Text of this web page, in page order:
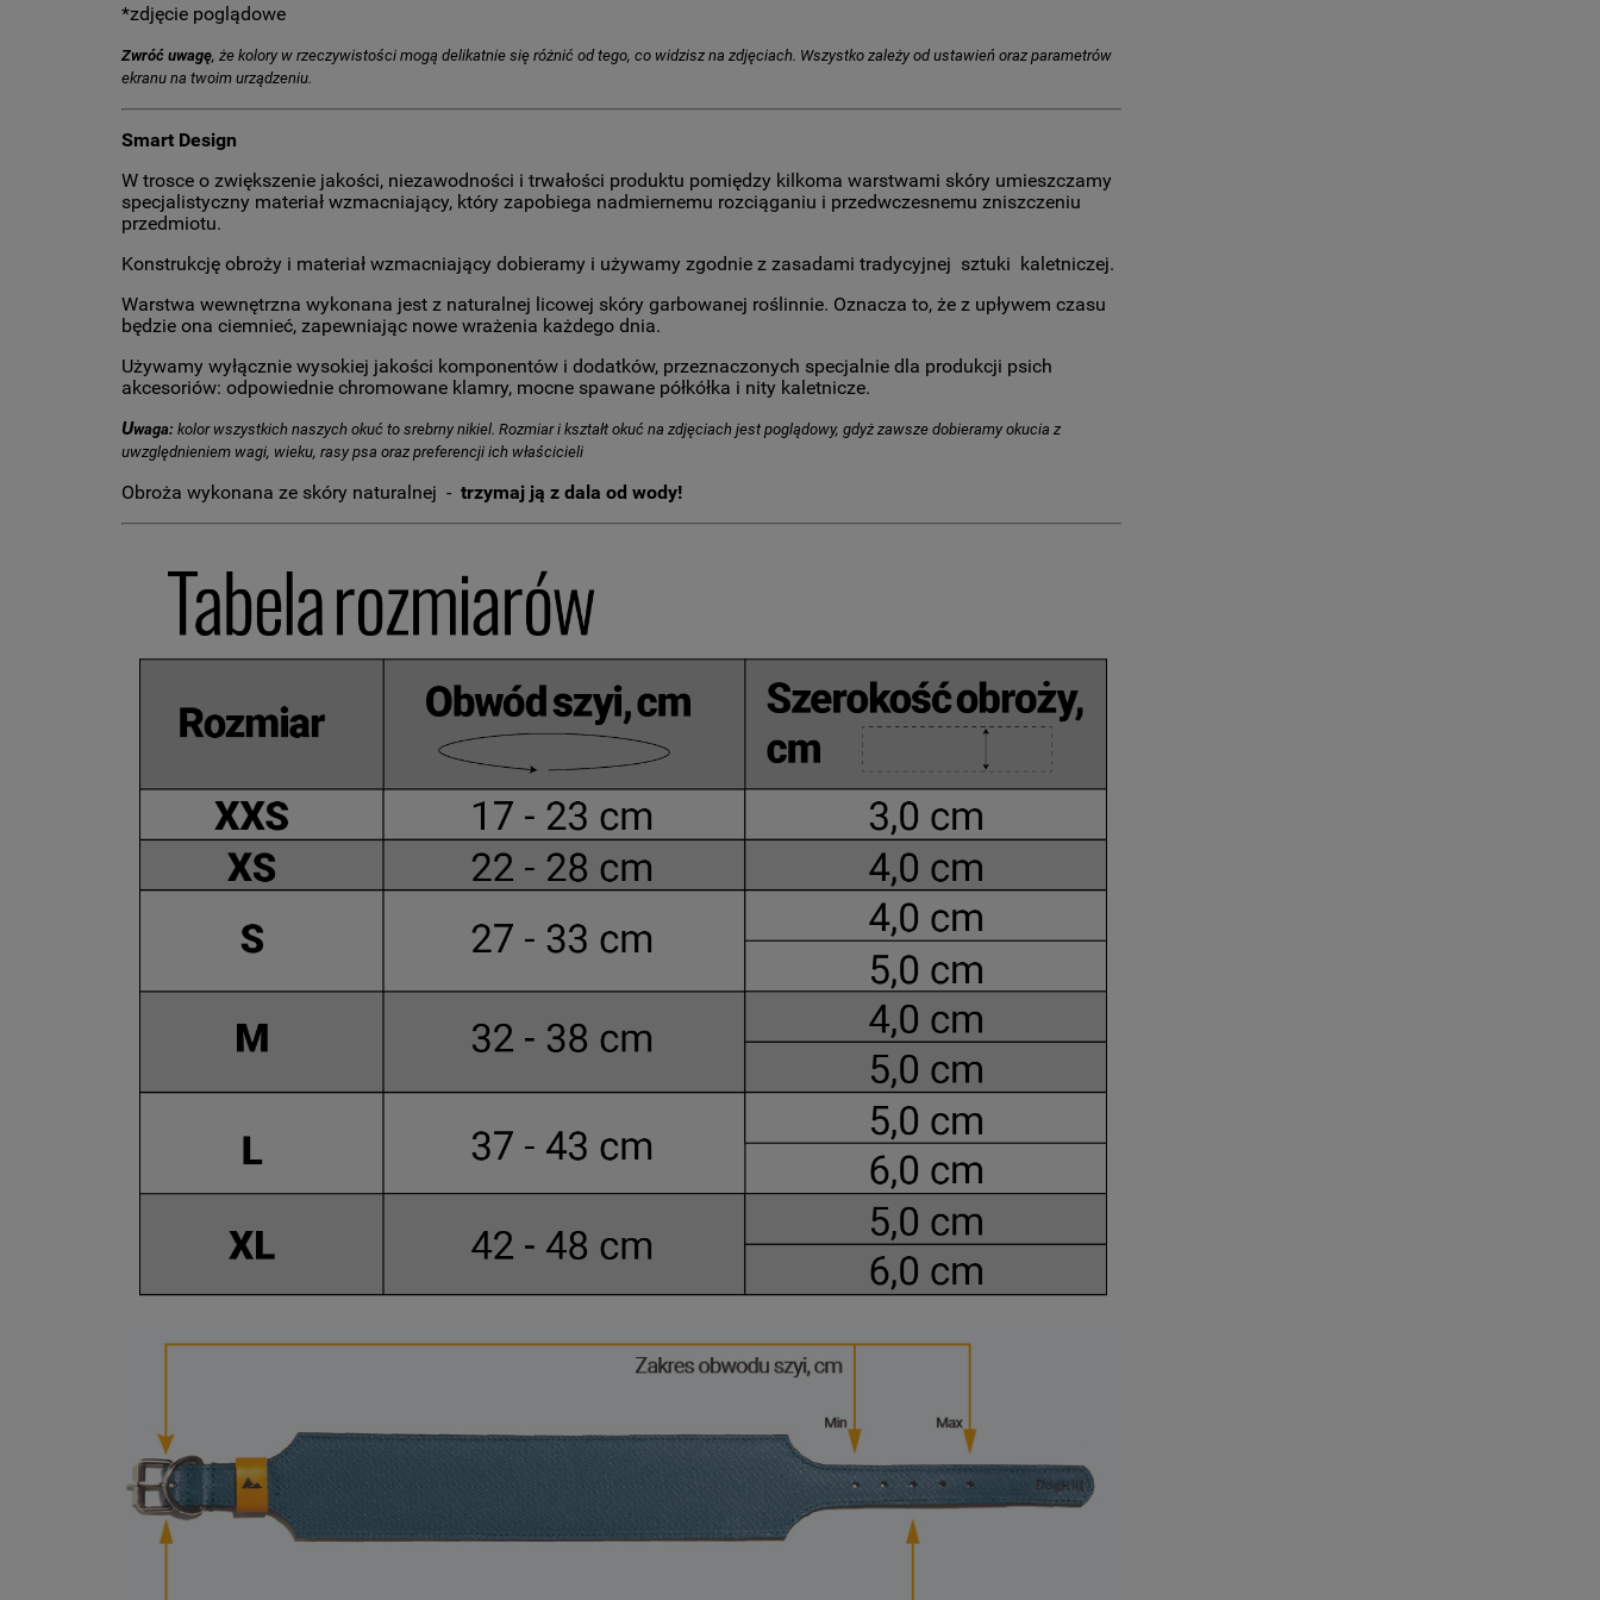
*zdjęcie poglądowe
Zwróć uwagę, że kolory w rzeczywistości mogą delikatnie się różnić od tego, co widzisz na zdjęciach. Wszystko zależy od ustawień oraz parametrów
ekranu na twoim urządzeniu.
Smart Design
W trosce o zwiększenie jakości, niezawodności i trwałości produktu pomiędzy kilkoma warstwami skóry umieszczamy
specjalistyczny materiał wzmacniający, który zapobiega nadmiernemu rozciąganiu i przedwczesnemu zniszczeniu
przedmiotu.
Konstrukcję obroży i materiał wzmacniający dobieramy i używamy zgodnie z zasadami tradycyjnej sztuki kaletniczej.
Warstwa wewnętrzna wykonana jest z naturalnej licowej skóry garbowanej roślinnie. Oznacza to, że z upływem czasu
będzie ona ciemnieć, zapewniając nowe wrażenia każdego dnia.
Używamy wyłącznie wysokiej jakości komponentów i dodatków, przeznaczonych specjalnie dla produkcji psich
akcesoriów: odpowiednie chromowane klamry, mocne spawane półkółka i nity kaletnicze.
Uwaga: kolor wszystkich naszych okuć to srebrny nikiel. Rozmiar i kształt okuć na zdjęciach jest poglądowy, gdyż zawsze dobieramy okucia z
uwzględnieniem wagi, wieku, rasy psa oraz preferencji ich właścicieli
Obroża wykonana ze skóry naturalnej - trzymaj ją z dala od wody!